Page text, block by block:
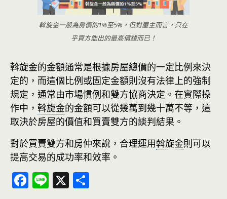
斡旋金一般為房價的1%至5%，但對屋主而言，只在
乎買方能出的最高價錢而已！
斡旋金的金額通常是根據房屋總價的一定比例來決
定的，而這個比例或固定金額則沒有法律上的強制
規定，通常由市場慣例和雙方協商決定。在實際操
作中， 斡旋金的金額可以從幾萬到幾十萬不等，這
取決於房屋的價值和買賣雙方的談判結果。
對於買賣雙方和房仲來說，合理運用斡旋金則可以
提高交易的成功率和效率。
F Li X